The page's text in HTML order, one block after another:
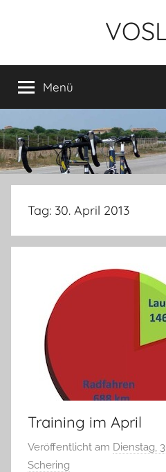
Menü
Tag: 30. April 2013
Training im April
Veröffentlicht am Dienstag,
Schering